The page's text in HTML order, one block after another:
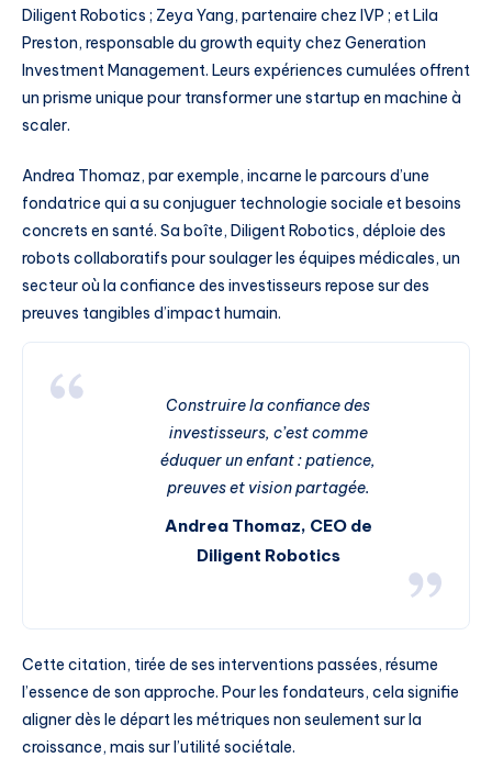
Diligent Robotics ; Zeya Yang, partenaire chez IVP ; et Lila
Preston, responsable du growth equity chez Generation
Investment Management. Leurs expériences cumulées offrent
un prisme unique pour transformer une startup en machine à
scaler.
Andrea Thomaz, par exemple, incarne le parcours d’une
fondatrice qui a su conjuguer technologie sociale et besoins
concrets en santé. Sa boîte, Diligent Robotics, déploie des
robots collaboratifs pour soulager les équipes médicales, un
secteur où la confiance des investisseurs repose sur des
preuves tangibles d’impact humain.
Construire la confiance des
investisseurs, c’est comme
éduquer un enfant : patience,
preuves et vision partagée.
Andrea Thomaz, CEO de
Diligent Robotics
Cette citation, tirée de ses interventions passées, résume
l’essence de son approche. Pour les fondateurs, cela signifie
aligner dès le départ les métriques non seulement sur la
croissance, mais sur l’utilité sociétale.